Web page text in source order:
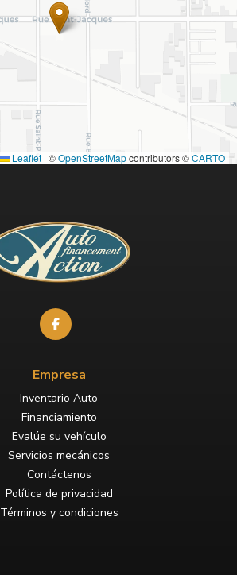
Leaflet | ©OpenStreetMapcontributors ©CARTO
Empresa
Inventario Auto
Financiamiento
Evalúe su vehículo
Servicios mecánicos
Contáctenos
Política de privacidad
Términos y condiciones